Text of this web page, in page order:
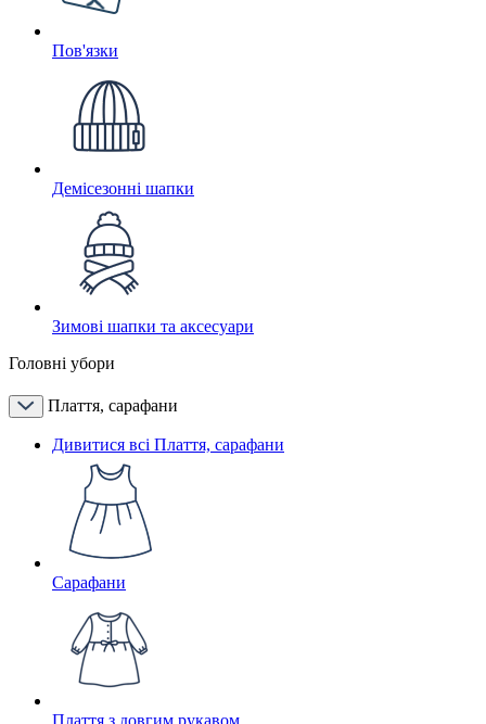
Пов'язки
Демісезонні шапки
Зимові шапки та аксесуари
Головні убори
Плаття, сарафани
Дивитися всі Плаття, сарафани
Сарафани
Плаття з довгим рукавом